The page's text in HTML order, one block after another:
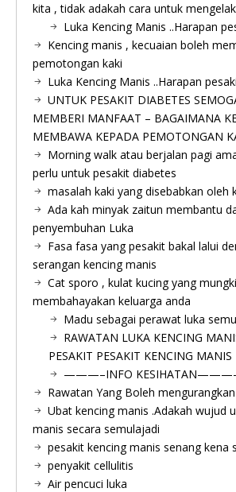
kita , tidak adakah cara untuk mengelak
Luka Kencing Manis ..Harapan
Kencing manis , kecuaian boleh
pemotongan kaki
Luka Kencing Manis ..Harapan
UNTUK PESAKIT DIABETES
MEMBERI MANFAAT – BAGAIMANA
MEMBAWA KEPADA PEMOTONGAN
Morning walk atau berjalan pagi
perlu untuk pesakit diabetes
masalah kaki yang disebabkan oleh
Ada kah minyak zaitun membantu
penyembuhan Luka
Fasa fasa yang pesakit bakal lalui
serangan kencing manis
Cat sporo , kulat kucing yang
membahayakan keluarga anda
Madu sebagai perawat luka
RAWATAN LUKA KENCING
PESAKIT PESAKIT KENCING MANIS
———–INFO KESIHATAN———-
Rawatan Yang Boleh
Ubat kencing manis .Adakah wujud
manis secara semulajadi
pesakit kencing manis senang kena
penyakit cellulitis
Air pencuci luka